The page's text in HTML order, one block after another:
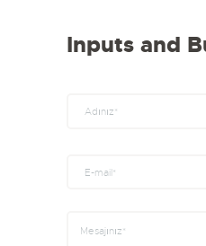
Inputs and